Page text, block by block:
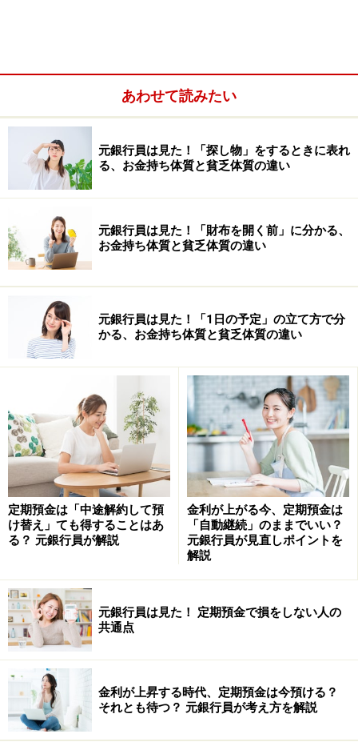
金額を積み立てる」もの。ただし、金融機関によって
は……
（1）あらかじめ指定した日に最低指定残高以上の預金
があると、超過分を自動的に積み立てる
（2）ボーナス時など増額月を設定できる
（3）いつでも追加で入金できる
といった、複数の方法を可能としているところもありま
す。
積立期間も……
（1）終了日を特に決めずに積み立てを継続する
（2）あらかじめ目標日を設定する
（3）一定期間ごと、または任意の時期に積立残高の一
部を払い出せる
などがあります。
あわせて読みたい
元銀行員は見た！「探し物」をするときに表れ
る、お金持ち体質と貧乏体質の違い
元銀行員は見た！「財布を開く前」に分かる、
お金持ち体質と貧乏体質の違い
元銀行員は見た！「1日の予定」の立て方で分
かる、お金持ち体質と貧乏体質の違い
定期預金は「中途解約して預
け替え」ても得することはあ
る？ 元銀行員が解説
金利が上がる今、定期預金は
「自動継続」のままでいい？
元銀行員が見直しポイントを
解説
元銀行員は見た！ 定期預金で損をしない人の
共通点
金利が上昇する時代、定期預金は今預ける？
それとも待つ？ 元銀行員が考え方を解説